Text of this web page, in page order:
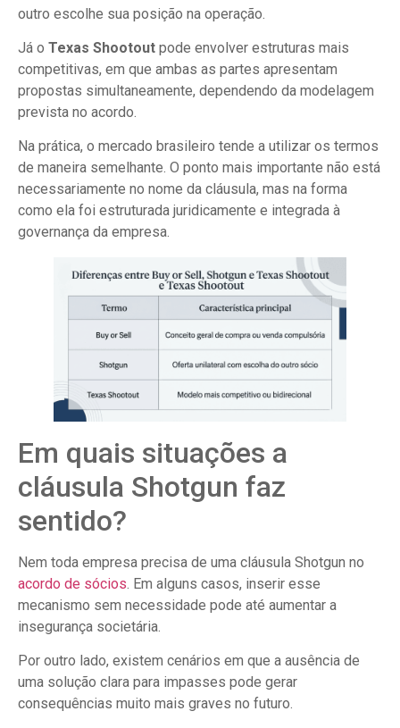
outro escolhe sua posição na operação.
Já o Texas Shootout pode envolver estruturas mais
competitivas, em que ambas as partes apresentam
propostas simultaneamente, dependendo da modelagem
prevista no acordo.
Na prática, o mercado brasileiro tende a utilizar os termos
de maneira semelhante. O ponto mais importante não está
necessariamente no nome da cláusula, mas na forma
como ela foi estruturada juridicamente e integrada à
governança da empresa.
Em quais situações a
cláusula Shotgun faz
sentido?
Nem toda empresa precisa de uma cláusula Shotgun no
acordo de sócios . Em alguns casos, inserir esse
mecanismo sem necessidade pode até aumentar a
insegurança societária.
Por outro lado, existem cenários em que a ausência de
uma solução clara para impasses pode gerar
consequências muito mais graves no futuro.